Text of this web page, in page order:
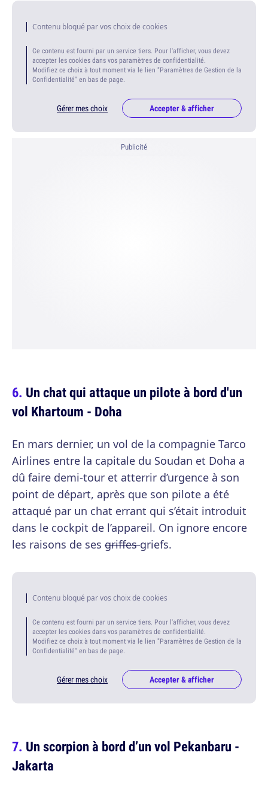
Contenu bloqué par vos choix de cookies
Ce contenu est fourni par un service tiers. Pour l'afficher, vous devez
accepter les cookies dans vos paramètres de confidentialité.
Modifiez ce choix à tout moment via le lien "Paramètres de Gestion de la
Confidentialité" en bas de page.
Gérer mes choix Accepter & afficher
Publicité
Un chat qui attaque un pilote à bord d'un
vol Khartoum - Doha
En mars dernier, un vol de la compagnie Tarco
Airlines entre la capitale du Soudan et Doha a
dû faire demi-tour et atterrir d’urgence à son
point de départ, après que son pilote a été
attaqué par un chat errant qui s’était introduit
dans le cockpit de l’appareil. On ignore encore
les raisons de ses griffesgriefs.
Contenu bloqué par vos choix de cookies
Ce contenu est fourni par un service tiers. Pour l'afficher, vous devez
accepter les cookies dans vos paramètres de confidentialité.
Modifiez ce choix à tout moment via le lien "Paramètres de Gestion de la
Confidentialité" en bas de page.
Gérer mes choix Accepter & afficher
Un scorpion à bord d’un vol Pekanbaru -
Jakarta